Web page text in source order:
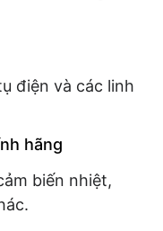
điện và các linh
hãng
biến nhiệt,